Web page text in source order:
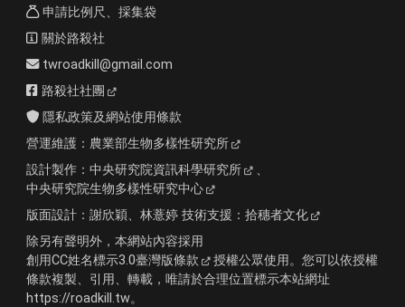
申請比例尺、採集袋
關於路殺社
twroadkill@gmail.com
路殺社社團
隱私政策及網站使用條款
營運維護： 農業部生物多樣性研究所
設計製作： 中央研究院資訊科學研究所
、
中央研究院生物多樣性研究中心
版面設計： 謝欣穎、林薏婷 技術支援： 拾穗者文化
除另有聲明外，本網站內容採用
創用CC姓名標示3.0臺灣版條款
授權公眾使用。您可以依授權
條款複製、引用、轉載，唯請於合理位置標示本站網址
https://roadkill.tw。